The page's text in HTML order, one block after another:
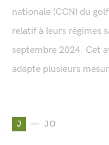
nationale (CCN) du
relatif à leurs régimes
septembre 2024. Cet
adapte plusieurs
J JO